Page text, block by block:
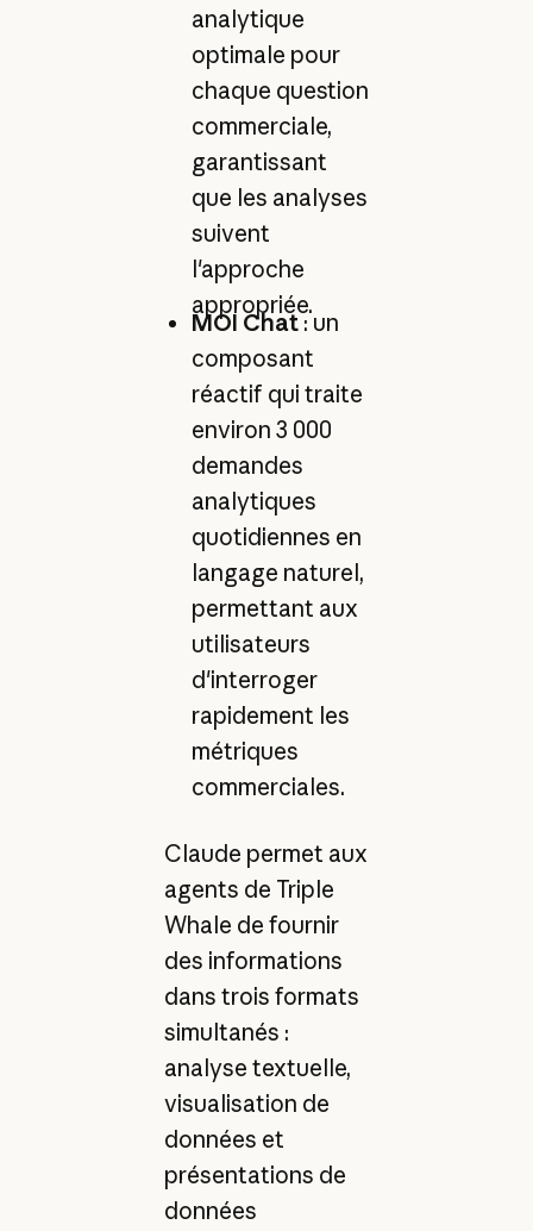
analytique
optimale pour
chaque question
commerciale,
garantissant
que les analyses
suivent
l'approche
appropriée.
MOI Chat: un
composant
réactif qui traite
environ 3 000
demandes
analytiques
quotidiennes en
langage naturel,
permettant aux
utilisateurs
d'interroger
rapidement les
métriques
commerciales.
Claude permet aux
agents de Triple
Whale de fournir
des informations
dans trois formats
simultanés :
analyse textuelle,
visualisation de
données et
présentations de
données